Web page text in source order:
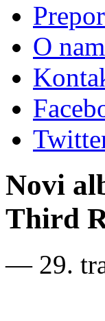
O
Novi
Third
― 29.